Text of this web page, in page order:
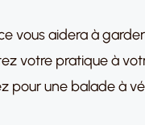
vous aidera à
votre pratique à
pour une balade à